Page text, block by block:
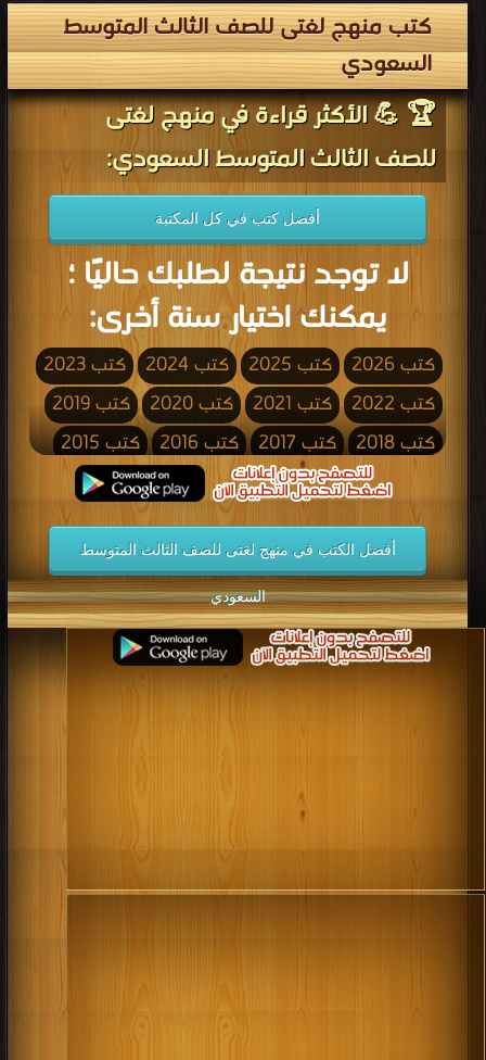
كتب منهج لغتى للصف الثالث المتوسط
السعودي
🏆 💪 الأكثر قراءة في منهج لغتى
للصف الثالث المتوسط السعودي:
أفضل كتب في كل المكتبة
لا توجد نتيجة لطلبك حاليًا ؛
يمكنك اختيار سنة أخرى:
كتب 2026 كتب 2025 كتب 2024
كتب 2023
كتب 2022
كتب 2021 كتب 2020
كتب 2019
كتب 2018
كتب 2017 كتب 2016
كتب 2015
كتب 2013 كتب 2012
كتب 2011
كتب 2010
كتب 2009 كتب 2008
كتب 2007
كتب 2006
كتب 2005 كتب 2004
كتب 2003
كتب 2002
كتب 2001 كتب 2000
كتب 1999
كتب 1998
كتب 1997 كتب 1996
كتب 1995
كتب 1994
كتب 1993 كتب 1992
كتب 1991
كتب 1984
كتب 1981 كتب 1980
كتب 1979
كتب 1976
كتب 1975
كتب 1973
كتب 1964
كتب 1956
كتب 1955
أفضل الكتب في منهج لغتى للصف الثالث المتوسط
السعودي